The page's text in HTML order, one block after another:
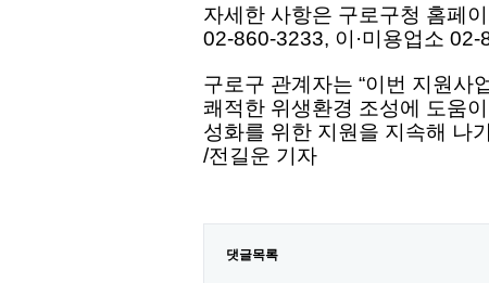
자세한 사항은 구로구청 홈페
02-860-3233, 이·미용업소
구로구 관계자는 “이번 지원사
쾌적한 위생환경 조성에 도움
성화를 위한 지원을 지속해 나
/전길운 기자
댓글목록